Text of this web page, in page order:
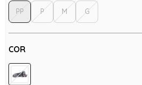
COR
PP P M G